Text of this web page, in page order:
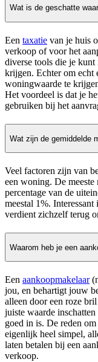
Wat is de geschatte
Een taxatie van je huis
verkoop of voor het
diverse tools die je
krijgen. Echter om echt
woningwaarde te
Het voordeel is dat je
gebruiken bij het
Wat zijn de gemiddelde
Veel factoren zijn van
een woning. De meeste
percentage van de
meestal 1%.
verdient zichzelf terug
Waarom heb je een
Een aankoopmakelaar
jou, en behartigt jouw
alleen door een roze
juiste waarde
goed in is. De reden
eigenlijk heel simpel,
laten betalen bij een
verkoop.